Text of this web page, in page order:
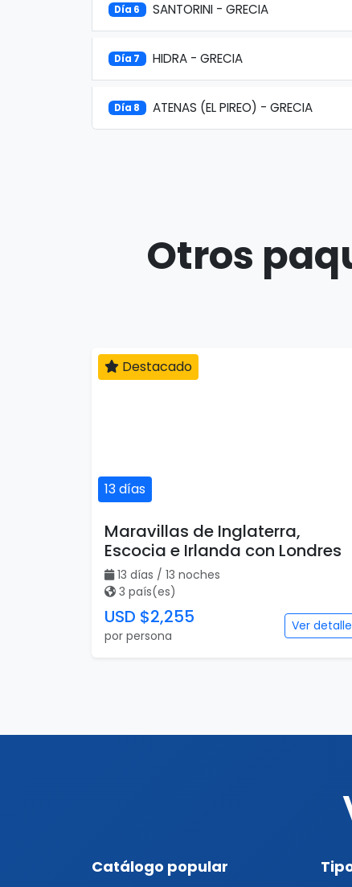
Día 6 SANTORINI - GRECIA
Día 7 HIDRA - GRECIA
Día 8 ATENAS (EL PIREO) - GRECIA
Otros
13 días
Destacado
Maravillas de Inglaterra,
Escocia e Irlanda con Londres
13 días / 13 noches
3 país(es)
USD $2,255
por persona
Ver
Catálogo popular